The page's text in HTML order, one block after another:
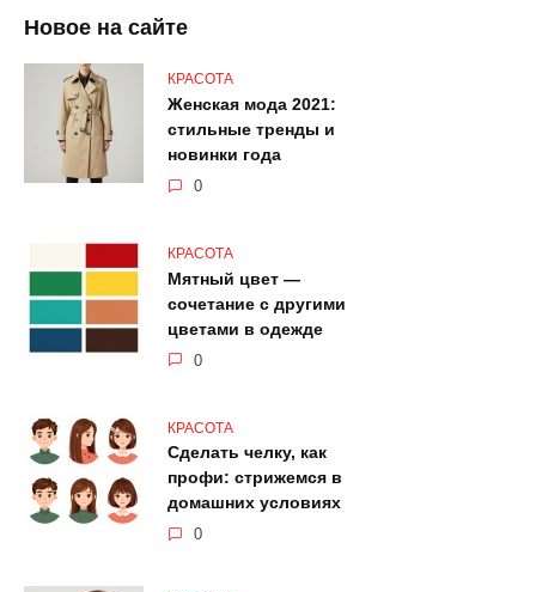
Новое на сайте
КРАСОТА
Женская мода 2021:
стильные тренды и
новинки года
0
КРАСОТА
Мятный цвет —
сочетание с другими
цветами в одежде
0
КРАСОТА
Сделать челку, как
профи: стрижемся в
домашних условиях
0